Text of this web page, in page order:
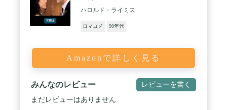
ハロルド・ライミス
ロマコメ 90年代
Amazonで詳しく見る
みんなのレビュー レビューを書く
まだレビューはありません